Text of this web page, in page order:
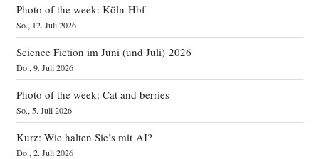
Photo of the week: Köln Hbf
So., 12. Juli 2026
Science Fiction im Juni (und Juli) 2026
Do., 9. Juli 2026
Photo of the week: Cat and berries
So., 5. Juli 2026
Kurz: Wie halten Sie’s mit AI?
Do., 2. Juli 2026